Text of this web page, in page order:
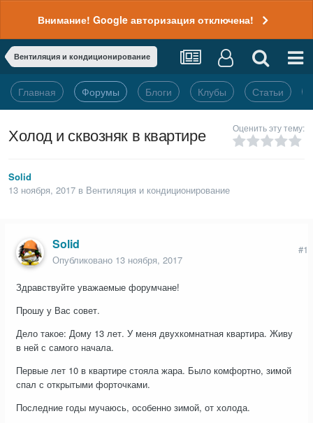
Внимание! Google авторизация отключена!
Вентиляция и кондиционирование
Главная Форумы Блоги Клубы Статьи
Холод и сквозняк в квартире Оценить эту тему:
Solid
13 ноября, 2017 в Вентиляция и кондиционирование
Solid
Опубликовано 13 ноября, 2017
#1
Здравствуйте уважаемые форумчане!
Прошу у Вас совет.
Дело такое: Дому 13 лет. У меня двухкомнатная квартира. Живу
в ней с самого начала.
Первые лет 10 в квартире стояла жара. Было комфортно, зимой
спал с открытыми форточками.
Последние годы мучаюсь, особенно зимой, от холода.